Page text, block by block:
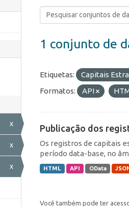
x
x
x
1 conjunto de
Etiquetas: Capitais
Formatos:
API
Publicação dos
Os registros de capitais
período data-base, no
HTML API OData
Você também pode ter